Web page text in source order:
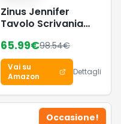
Zinus Jennifer
Tavolo Scrivania
Scrivania Ufficio
Multiuso in Metallo e
Legno - Facile da
Montare - Marrone
Espresso Scuro
65.99€98.54€
Vai su
Amazon
Dettagli
Occasione!